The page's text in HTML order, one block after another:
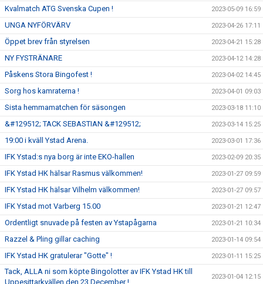
Kvalmatch ATG Svenska Cupen ! 2023-05-09 16:59
UNGA NYFÖRVÄRV 2023-04-26 17:11
Öppet brev från styrelsen 2023-04-21 15:28
NY FYSTRÄNARE 2023-04-12 14:28
Påskens Stora Bingofest ! 2023-04-02 14:45
Sorg hos kamraterna ! 2023-04-01 09:03
Sista hemmamatchen för säsongen 2023-03-18 11:10
&#129512; TACK SEBASTIAN &#129512; 2023-03-14 15:25
19:00 i kväll Ystad Arena. 2023-03-01 17:36
IFK Ystad:s nya borg är inte EKO-hallen 2023-02-09 20:35
IFK Ystad HK hälsar Rasmus välkommen! 2023-01-27 09:59
IFK Ystad HK hälsar Vilhelm välkommen! 2023-01-27 09:57
IFK Ystad mot Varberg 15.00 2023-01-21 12:47
Ordentligt snuvade på festen av Ystapågarna 2023-01-21 10:34
Razzel & Pling gillar caching 2023-01-14 09:54
IFK Ystad HK gratulerar "Gotte" ! 2023-01-11 15:25
Tack, ALLA ni som köpte Bingolotter av IFK Ystad HK till
Uppesittarkvällen den 23 December !
2023-01-04 12:15